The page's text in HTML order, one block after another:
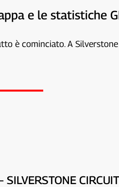
e le statistiche
è cominciato. A
SILVERSTONE CIRCUIT